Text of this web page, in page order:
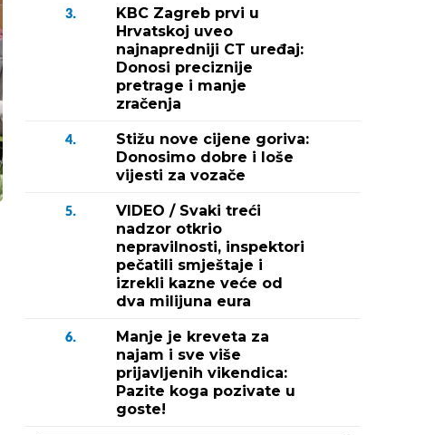
3.
KBC Zagreb prvi u
Hrvatskoj uveo
najnapredniji CT uređaj:
Donosi preciznije
pretrage i manje
zračenja
4.
Stižu nove cijene goriva:
Donosimo dobre i loše
vijesti za vozače
5.
VIDEO / Svaki treći
nadzor otkrio
nepravilnosti, inspektori
pečatili smještaje i
izrekli kazne veće od
dva milijuna eura
6.
Manje je kreveta za
najam i sve više
prijavljenih vikendica:
Pazite koga pozivate u
goste!